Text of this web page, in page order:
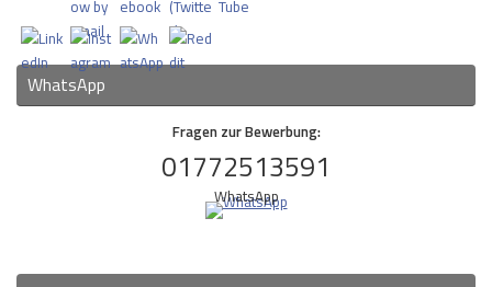
WhatsApp
Fragen zur Bewerbung:
01772513591
WhatsApp